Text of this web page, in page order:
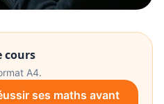
cours
A4.
ses maths avant